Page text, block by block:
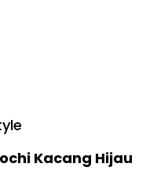
Kacang Hijau